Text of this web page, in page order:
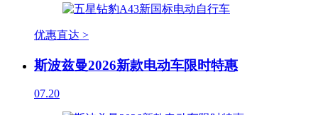
优惠直达 >
斯波兹曼2026新款电动车限时特惠
07.20